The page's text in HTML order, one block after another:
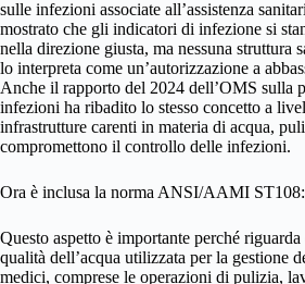
sulle infezioni associate all’assistenza
mostrato che gli indicatori di infezione si
nella direzione giusta, ma nessuna struttura
lo interpreta come un’autorizzazione a
Anche il rapporto del 2024 dell’OMS sulla
infezioni ha ribadito lo stesso concetto a
infrastrutture carenti in materia di acqua,
compromettono il controllo delle infezioni.
Ora è inclusa la norma ANSI/AAMI
Questo aspetto è importante perché
qualità dell’acqua utilizzata per la gestione
medici, comprese le operazioni di pulizia,